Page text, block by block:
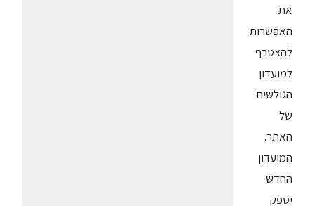
את
האפשרות
להצטרף
למועדון
הגולשים
של
האתר.
המועדון
החדש
יספק